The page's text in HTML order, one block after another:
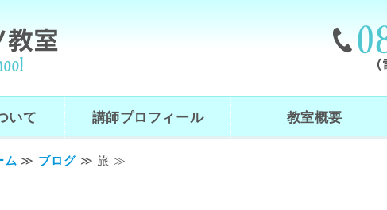
おがさわらピアノ教室｜東京
いて 講師プロフィール 教室概要
ム ≫ ブログ≫ 旅 ≫